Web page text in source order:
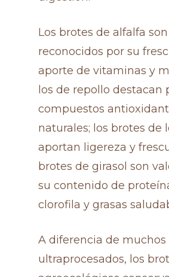
Los brotes de alfalfa son
reconocidos por su
aporte de vitaminas y
los de repollo destacan
compuestos
naturales; los brotes de
aportan ligereza y
brotes de girasol son
su contenido de
clorofila y grasas
A diferencia de
ultraprocesados, los